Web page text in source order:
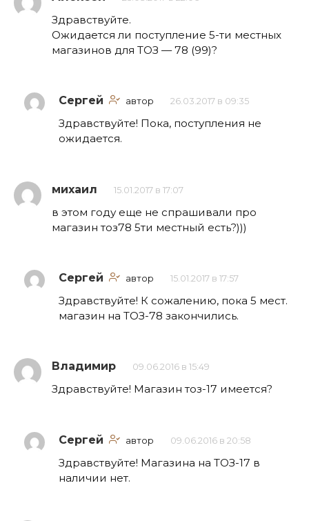
Здравствуйте.
Ожидается ли поступление 5-ти местных
магазинов для ТОЗ — 78 (99)?
Сергей автор 26.03.2017 в 09:35
Здравствуйте! Пока, поступления не
ожидается.
михаил 15.01.2017 в 17:07
в этом году еще не спрашивали про
магазин тоз78 5ти местный есть?)))
Сергей автор 15.01.2017 в 17:57
Здравствуйте! К сожалению, пока 5 мест.
магазин на ТОЗ-78 закончились.
Владимир 09.06.2016 в 15:49
Здравствуйте! Магазин тоз-17 имеется?
Сергей автор 09.06.2016 в 20:58
Здравствуйте! Магазина на ТОЗ-17 в
наличии нет.